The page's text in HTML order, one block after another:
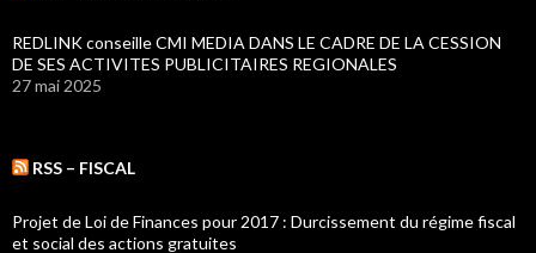
REDLINK conseille CMI MEDIA DANS LE CADRE DE LA CESSION
DE SES ACTIVITES PUBLICITAIRES REGIONALES
27 mai 2025
RSS – FISCAL
Projet de Loi de Finances pour 2017 : Durcissement du régime fiscal
et social des actions gratuites